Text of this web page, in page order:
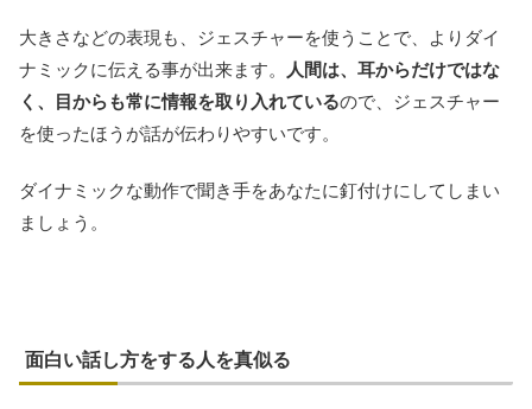
大きさなどの表現も、ジェスチャーを使うことで、よりダイ
ナミックに伝える事が出来ます。
人間は、耳からだけではな
く、目からも常に情報を取り入れているので、ジェスチャー
を使ったほうが話が伝わりやすいです。
ダイナミックな動作で聞き手をあなたに釘付けにしてしまい
ましょう。
面白い話し方をする人を真似る